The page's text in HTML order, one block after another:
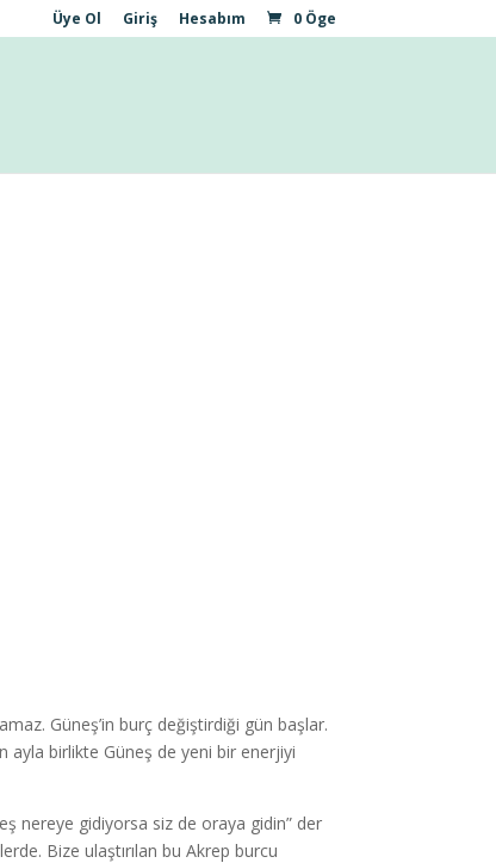
Üye Ol Giriş Hesabım 0 Öge
Güneş’in burç değiştirdiği gün başlar.
ayla birlikte Güneş de yeni bir enerjiyi
nereye gidiyorsa siz de oraya gidin” der
Bize ulaştırılan bu Akrep burcu